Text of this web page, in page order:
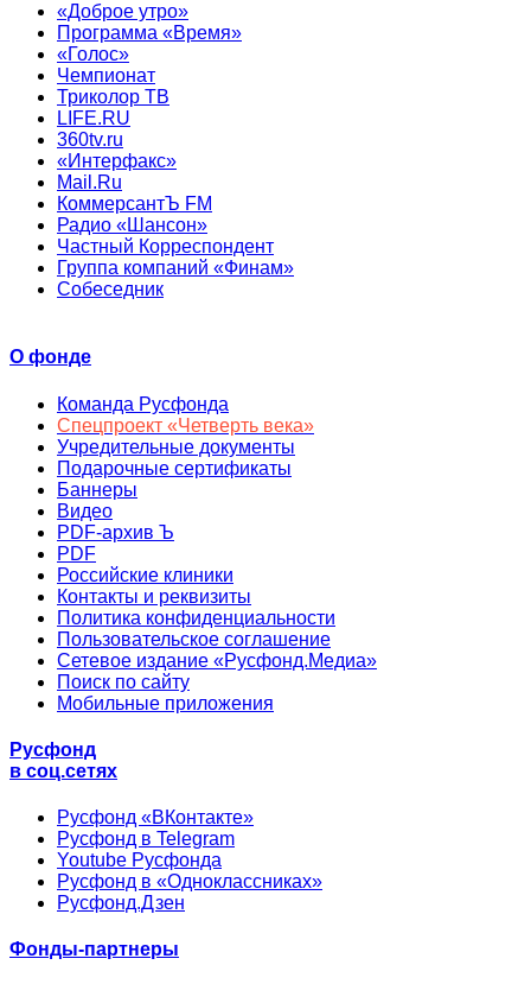
«Доброе утро»
Программа «Время»
«Голос»
Чемпионат
Триколор ТВ
LIFE.RU
360tv.ru
«Интерфакс»
Mail.Ru
КоммерсантЪ FM
Радио «Шансон»
Частный Корреспондент
Группа компаний «Финам»
Собеседник
О фонде
Команда Русфонда
Спецпроект «Четверть века»
Учредительные документы
Подарочные сертификаты
Баннеры
Видео
PDF-архив Ъ
PDF
Российские клиники
Контакты и реквизиты
Политика конфиденциальности
Пользовательское соглашение
Сетевое издание «Русфонд.Медиа»
Поиск по сайту
Мобильные приложения
Русфонд
в соц.сетях
Русфонд «ВКонтакте»
Русфонд в Telegram
Youtube Русфонда
Русфонд в «Одноклассниках»
Русфонд.Дзен
Фонды-партнеры